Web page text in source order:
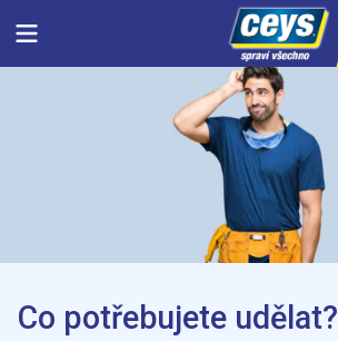
Menu
Co potřebujete udělat?